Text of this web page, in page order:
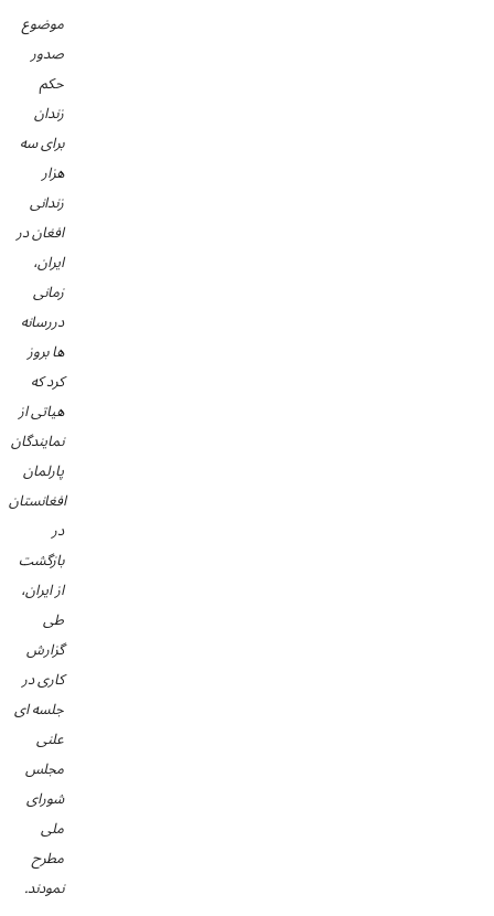
موضوع
صدور
حکم
زندان
برای سه
هزار
زندانی
افغان در
ایران،
زمانی
دررسانه
ها بروز
کرد که
هیاتی از
نمایندگان
پارلمان
افغانستان
در
بازگشت
از ایران،
طی
گزارش
کاری در
جلسه ای
علنی
مجلس
شورای
ملی
مطرح
نمودند.